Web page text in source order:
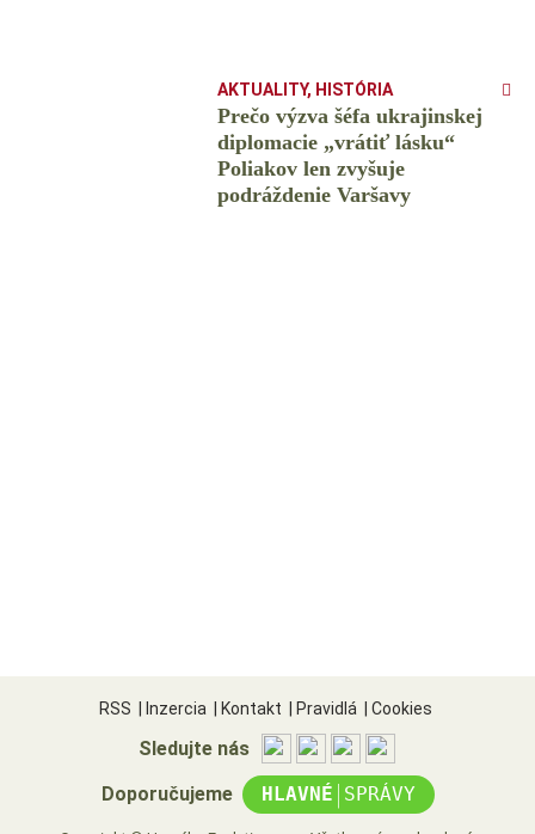
AKTUALITY, HISTÓRIA
Prečo výzva šéfa ukrajinskej
diplomacie „vrátiť lásku“
Poliakov len zvyšuje
podráždenie Varšavy
RSS Inzercia Kontakt Pravidlá Cookies
Sledujte nás
Doporučujeme HLAVNÉ | SPRÁVY